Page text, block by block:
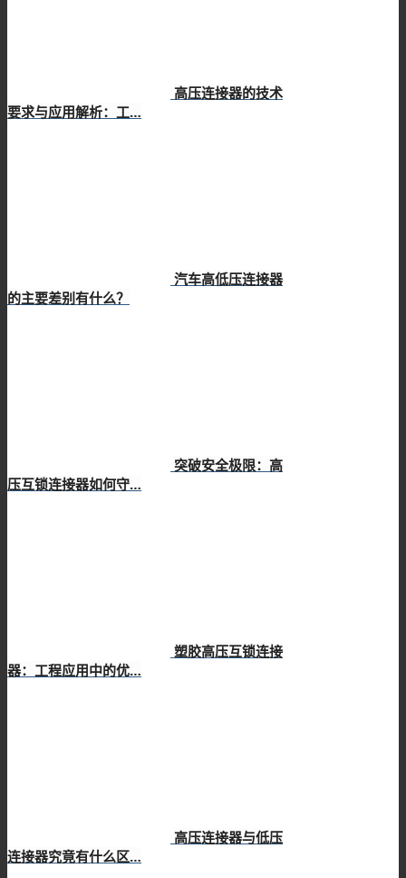
高压连接器的技术
要求与应用解析：工…
汽车高低压连接器
的主要差别有什么？
突破安全极限：高
压互锁连接器如何守…
塑胶高压互锁连接
器：工程应用中的优…
高压连接器与低压
连接器究竟有什么区…